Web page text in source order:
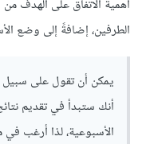
أهمية الاتفاق على الهدف
الطرفين، إضافةً إلى وضع
يمكن أن تقول على سبيل
أنك ستبدأ في تقديم
الأسبوعية، لذا أرغب